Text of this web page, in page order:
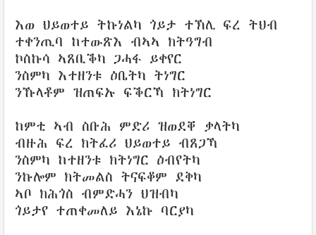
እወ ህይወተይ ትኩነልካ ጎይታ ተኽሊ ፍረ ትህብ
ተቀንጢባ ከተውጽእ ብኣኣ ክትዓግብ
ኮስኩሳ ኣጸቢቕካ ጋሓፋ ይቀየር
ንስምካ እተዘንቱ ዕቤትካ ትነግር
ንኹላቶም ዝጠፍኡ ፍቕርኻ ክትነግር
ከምቲ ኣብ ስቡሕ ምድሪ ዝወደቐ ቃላትካ
ብዙሕ ፍረ ክትፈሪ ህይወተይ ብጸጋኻ
ንስምካ ከተዘንቱ ክትነግር ዕብየትካ
ንኩሎም ክትመልስ ትናፍቆም ደቅካ
ኣቦ ክሕጎስ ብምድሓን ህዝብካ
ጎይታየ ተጠቀመለይ እኔኩ ባርያካ